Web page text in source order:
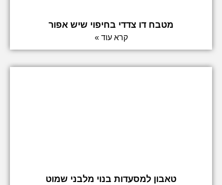
מטבח דו צדדי בחיפוי שיש אפור
קרא עוד »
טאבון למסעדות בנוי מלבני שמוט